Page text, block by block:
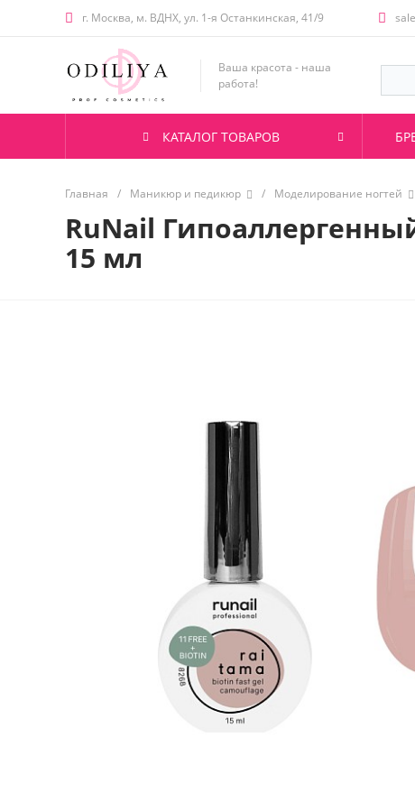
г. Москва, м. ВДНХ, ул. 1-я Останкинская, 41/9
Ваша красота - наша
работа!
КАТАЛОГ ТОВАРОВ
Главная / Маникюр и педикюр / Моделирование ногтей
RuNail
15 мл